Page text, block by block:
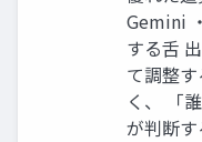
Gemini
する舌
て調整
く、 「
が判断